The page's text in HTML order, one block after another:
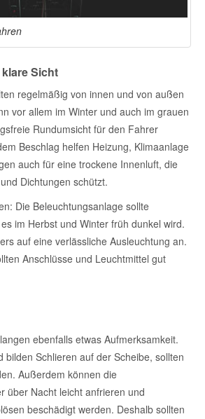
Sicht
regelmäßig von innen und von außen
vor allem im Winter und auch im grauen
Rundumsicht für den Fahrer
Beschlag helfen Heizung, Klimaanlage
auch für eine trockene Innenluft, die
Dichtungen schützt.
Die Beleuchtungsanlage sollte
im Herbst und Winter früh dunkel wird.
auf eine verlässliche Ausleuchtung an.
Anschlüsse und Leuchtmittel gut
ebenfalls etwas Aufmerksamkeit.
bilden Schlieren auf der Scheibe, sollten
Außerdem können die
über Nacht leicht anfrieren und
beschädigt werden. Deshalb sollten